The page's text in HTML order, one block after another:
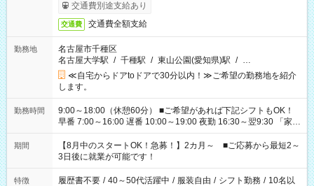
交通費別途支給あり
交通費 交通費全額支給
勤務地
名古屋市千種区
名古屋大学駅 / 千種駅 / 東山公園(愛知県)駅 / …
≪自宅からドアtoドアで30分以内！≫ご希望の勤務地を紹介
します。
勤務時間
9:00～18:00（休憩60分） ■ご希望があれば下記シフトもOK！
早番 7:00～16:00 遅番 10:00～19:00 夜勤 16:30～翌9:30 「家族
と休みを合わせたい」 「余裕を持って夕飯の準備がしたい」
「できれば残業はしたくない」 など、ご希望を教えてください
ね。 ※Wワーク希望の方へ 今ご覧のお仕事で希望する勤務時間
と、もう1つのお仕事の勤務時間。 合計で週40時間を超える場
合は応募できません。
期間
【8月中のスタートOK！急募！】2カ月～ ■ご応募から最短2～
3日後に就業が可能です！
特徴 履歴書不要 / 40～50代活躍中 / 服装自由 / シフト勤務 / 10名以